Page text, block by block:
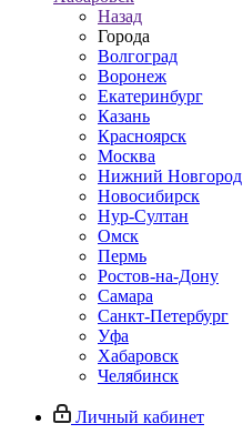
Назад
Города
Волгоград
Воронеж
Екатеринбург
Казань
Красноярск
Москва
Нижний Новгород
Новосибирск
Нур-Султан
Омск
Пермь
Ростов-на-Дону
Самара
Санкт-Петербург
Уфа
Хабаровск
Челябинск
Личный кабинет